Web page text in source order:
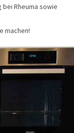
bei Rheuma sowie
machen!